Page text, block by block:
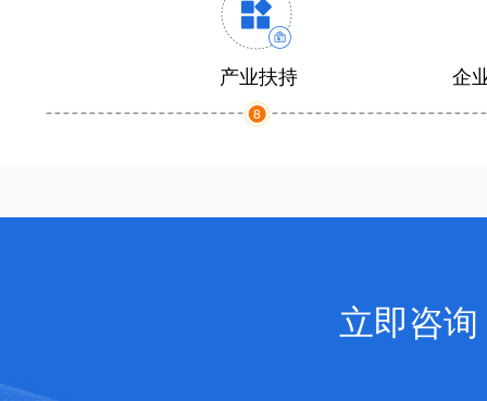
产业扶持 企
立即咨